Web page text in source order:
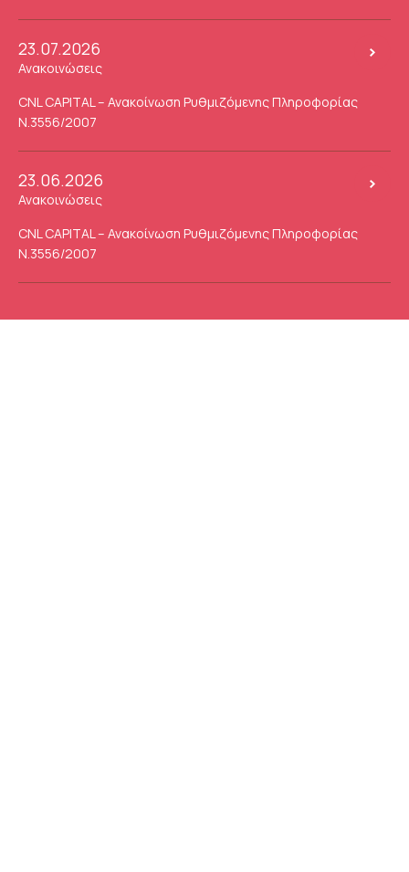
23.07.2026
Ανακοινώσεις
CNL CAPITAL – Ανακοίνωση Ρυθμιζόμενης Πληροφορίας
Ν.3556/2007
23.06.2026
Ανακοινώσεις
CNL CAPITAL – Ανακοίνωση Ρυθμιζόμενης Πληροφορίας
Ν.3556/2007